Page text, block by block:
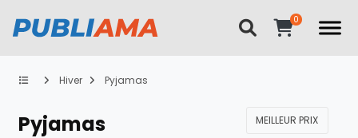
Hiver Pyjamas
Pyjamas MEILLEUR PRIX